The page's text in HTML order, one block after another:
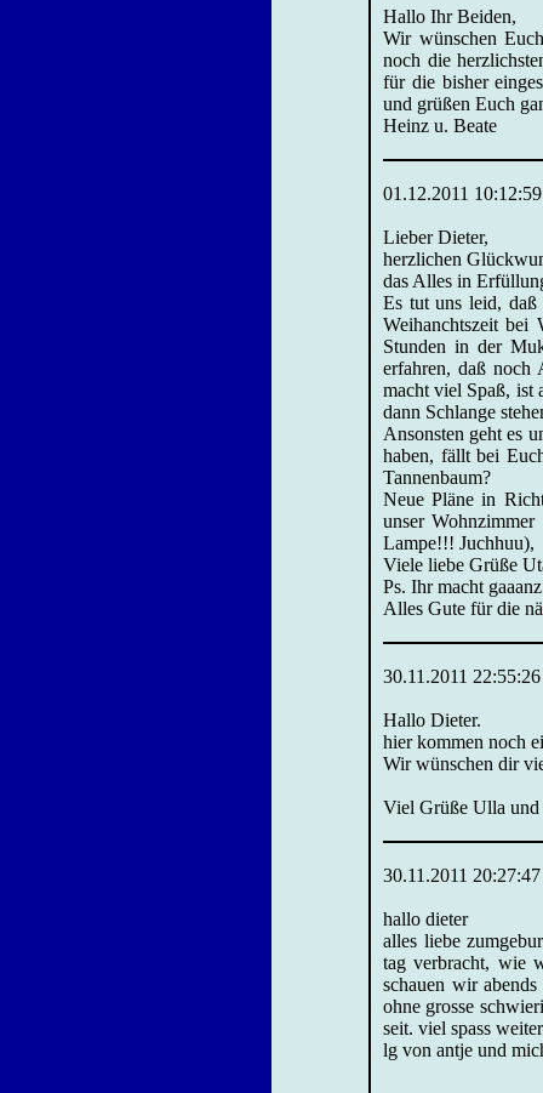
Hallo Ihr Beiden,
Wir wünschen
noch die
für die bisher
und grüßen Euch
Heinz u. Beate
01.12.2011 10:12:59
Lieber Dieter,
herzlichen
das Alles in
Es tut uns leid,
Weihanchtszeit bei
Stunden in der
erfahren, daß noch
macht viel Spaß, ist
dann Schlange
Ansonsten geht es
haben, fällt bei
Tannenbaum?
Neue Pläne in
unser
Lampe!!! Juchhuu),
Viele liebe Grüße
Ps. Ihr macht
Alles Gute für die
30.11.2011 22:55:26
Hallo Dieter.
hier kommen noch
Wir wünschen dir
Viel Grüße Ulla und
30.11.2011 20:27:47
hallo dieter
alles liebe
tag verbracht, wie
schauen wir
ohne grosse
seit. viel spass
lg von antje und